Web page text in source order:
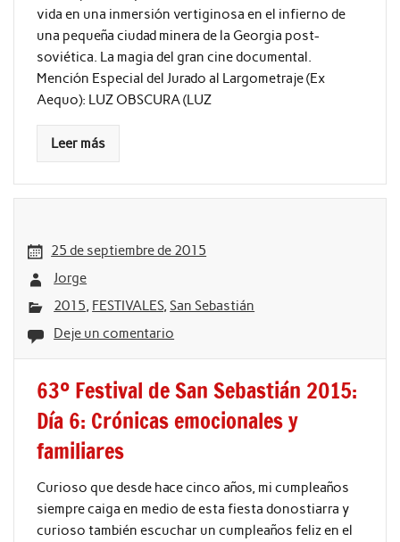
vida en una inmersión vertiginosa en el infierno de
una pequeña ciudad minera de la Georgia post-
soviética. La magia del gran cine documental.
Mención Especial del Jurado al Largometraje (Ex
Aequo): LUZ OBSCURA (LUZ
Leer más
25 de septiembre de 2015
Jorge
2015, FESTIVALES,San Sebastián
Deje un comentario
63º Festival de San Sebastián 2015:
Día 6: Crónicas emocionales y
familiares
Curioso que desde hace cinco años, mi cumpleaños
siempre caiga en medio de esta fiesta donostiarra y
curioso también escuchar un cumpleaños feliz en el